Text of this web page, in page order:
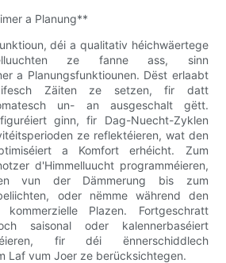
a Planung**
déi a qualitativ héichwäertege
ze fanne ass, sinn
a Planungsfunktiounen. Dëst erlaabt
Zäiten ze setzen, fir datt
un- an ausgeschalt gëtt.
ginn, fir Dag-Nuecht-Zyklen
ze reflektéieren, wat den
a Komfort erhéicht. Zum
d'Himmelluucht programméieren,
vun der Dämmerung bis zum
oder nëmme während den
Plazen. Fortgeschratt
saisonal oder kalennerbaséiert
fir déi ënnerschiddlech
Laf vum Joer ze berücksichtegen.